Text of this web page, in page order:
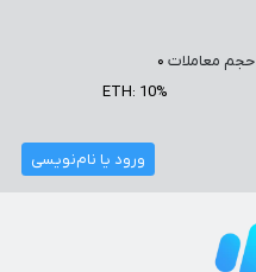
حجم معاملات ۰
ETH: 10%
ورود یا نام‌نویسی